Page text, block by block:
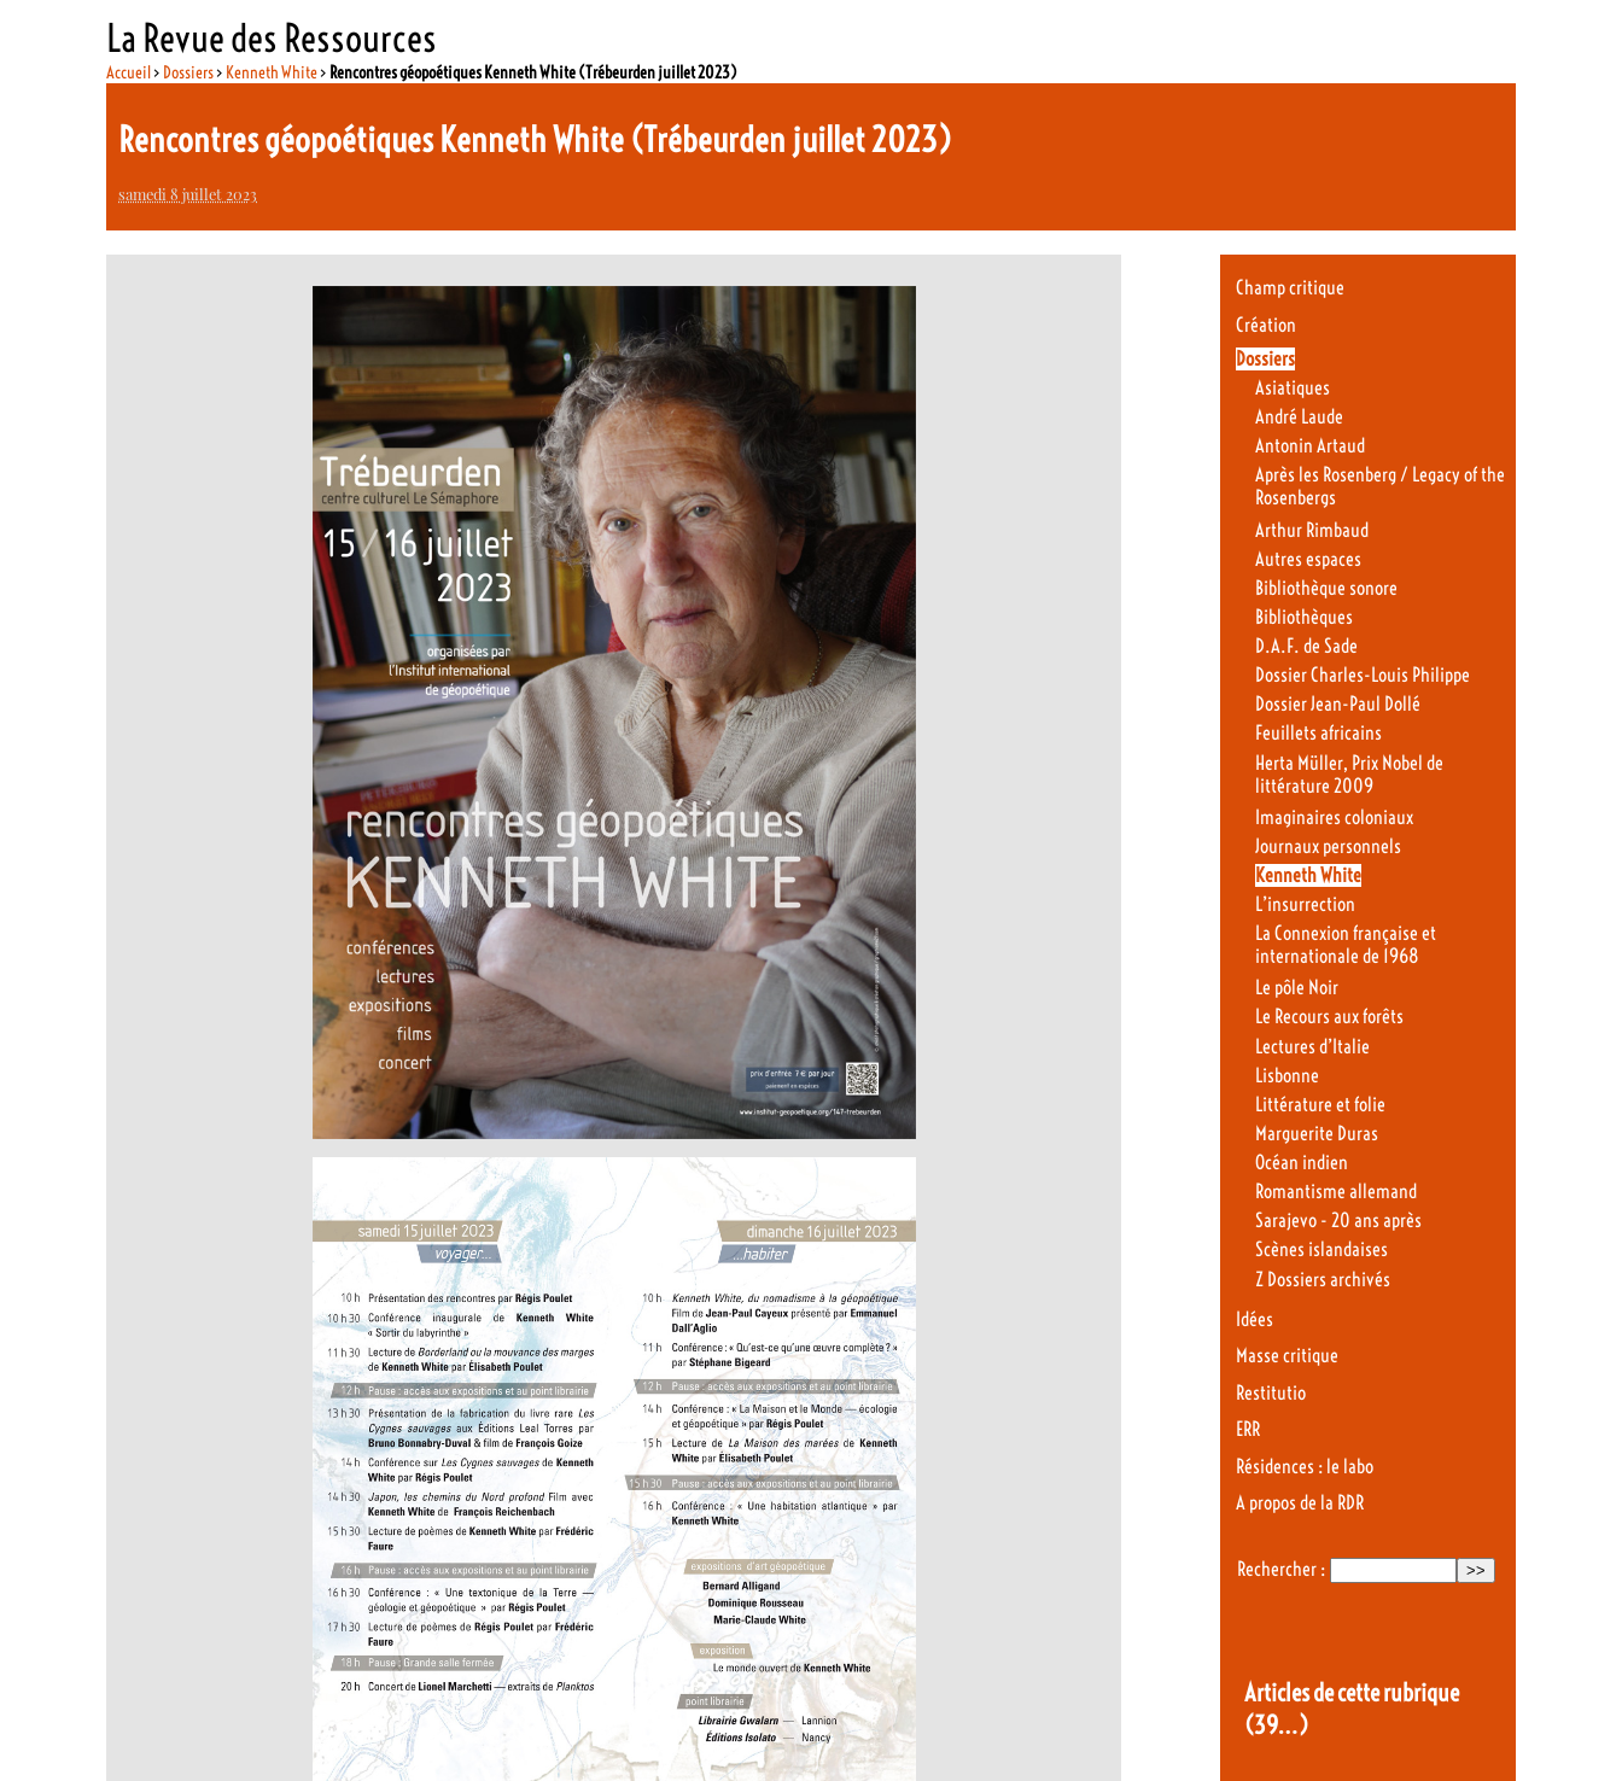
La Revue des Ressources
Accueil> Dossiers> Kenneth White> Rencontres géopoétiques Kenneth White (Trébeurden juillet 2023)
Rencontres géopoétiques Kenneth White (Trébeurden juillet 2023)
samedi 8 juillet 2023
Champ critique
Création
Dossiers
Asiatiques
André Laude
Antonin Artaud
Après les Rosenberg / Legacy of the
Rosenbergs
Arthur Rimbaud
Autres espaces
Bibliothèque sonore
Bibliothèques
D.A.F. de Sade
Dossier Charles-Louis Philippe
Dossier Jean-Paul Dollé
Feuillets africains
Herta Müller, Prix Nobel de
littérature 2009
Imaginaires coloniaux
Journaux personnels
Kenneth White
L’insurrection
La Connexion française et
internationale de 1968
Le pôle Noir
Le Recours aux forêts
Lectures d’Italie
Lisbonne
Littérature et folie
Marguerite Duras
Océan indien
Romantisme allemand
Sarajevo - 20 ans après
Scènes islandaises
Z Dossiers archivés
Idées
Masse critique
Restitutio
ERR
Résidences : le labo
A propos de la RDR
Rechercher :
Articles de cette rubrique
(39…)